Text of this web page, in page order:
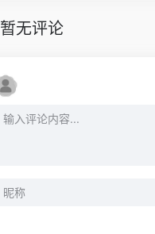
暂无评论